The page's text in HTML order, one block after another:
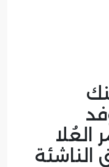
العُلا
الناشئة